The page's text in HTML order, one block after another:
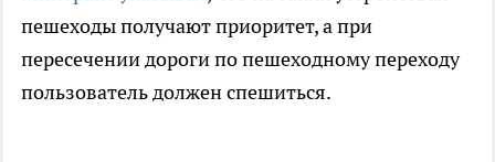
пешеходы получают приоритет, а при
пересечении дороги по пешеходному переходу
пользователь должен спешиться.